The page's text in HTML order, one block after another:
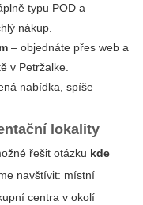
typu POD a
nákup.
– objednáte přes web a
v Petržalke.
nabídka, spíše
lokality
řešit otázku kde
navštívit: místní
centra v okolí